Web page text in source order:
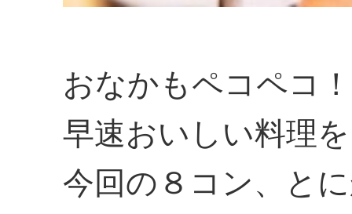
おなかもペコペコ！
早速おいしい料理
今回の８コン、と